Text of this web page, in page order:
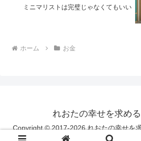
ミニマリストは完璧じゃなくてもいい
ホーム お金
れおたの幸せを求め
Copyright © 2017-2026 れおたの幸せを